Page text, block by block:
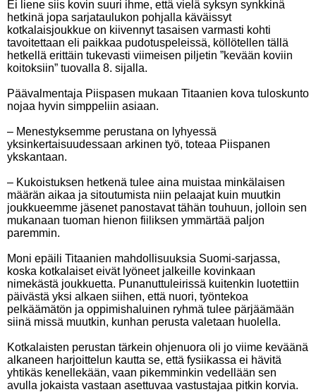
Ei liene siis kovin suuri ihme, että vielä syksyn synkkinä
hetkinä jopa sarjataulukon pohjalla käväissyt
kotkalaisjoukkue on kiivennyt tasaisen varmasti kohti
tavoitettaan eli paikkaa pudotuspeleissä, köllötellen tällä
hetkellä erittäin tukevasti viimeisen piljetin ”kevään koviin
koitoksiin” tuovalla 8. sijalla.
Päävalmentaja Piispasen mukaan Titaanien kova tuloskunto
nojaa hyvin simppeliin asiaan.
– Menestyksemme perustana on lyhyessä
yksinkertaisuudessaan arkinen työ, toteaa Piispanen
ykskantaan.
– Kukoistuksen hetkenä tulee aina muistaa minkälaisen
määrän aikaa ja sitoutumista niin pelaajat kuin muutkin
joukkueemme jäsenet panostavat tähän touhuun, jolloin sen
mukanaan tuoman hienon fiiliksen ymmärtää paljon
paremmin.
Moni epäili Titaanien mahdollisuuksia Suomi-sarjassa,
koska kotkalaiset eivät lyöneet jalkeille kovinkaan
nimekästä joukkuetta. Punanuttuleirissä kuitenkin luotettiin
päivästä yksi alkaen siihen, että nuori, työntekoa
pelkäämätön ja oppimishaluinen ryhmä tulee pärjäämään
siinä missä muutkin, kunhan perusta valetaan huolella.
Kotkalaisten perustan tärkein ohjenuora oli jo viime keväänä
alkaneen harjoittelun kautta se, että fysiikassa ei hävitä
yhtikäs kenellekään, vaan pikemminkin vedellään sen
avulla jokaista vastaan asettuvaa vastustajaa pitkin korvia.